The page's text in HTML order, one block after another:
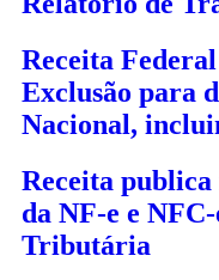
Receita
Exclusão para
Nacional,
Receita publica
da NF-e e
Tributária